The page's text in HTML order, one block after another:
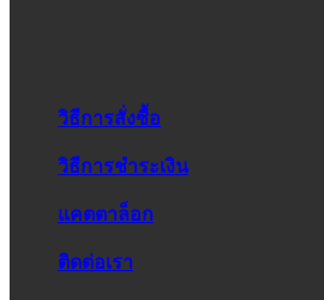
วิธีการสั่งซื้อ
วิธีการชำระเงิน
แคตตาล็อก
ติดต่อเรา